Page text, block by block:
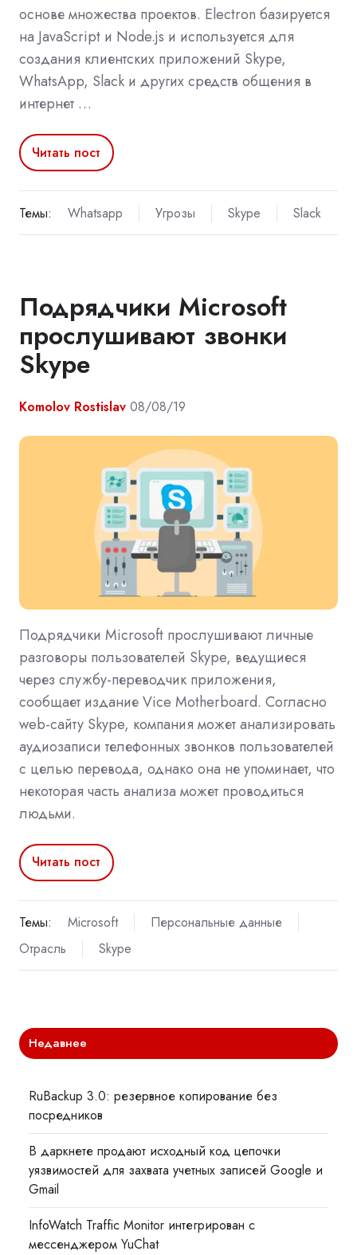
основе множества проектов. Electron базируется
на JavaScript и Node.js и используется для
создания клиентских приложений Skype,
WhatsApp, Slack и других средств общения в
интернет …
Читать пост
Темы: Whatsapp Угрозы Skype Slack
Подрядчики Microsoft
прослушивают звонки
Skype
Komolov Rostislav 08/08/19
Подрядчики Microsoft прослушивают личные
разговоры пользователей Skype, ведущиеся
через службу-переводчик приложения,
сообщает издание Vice Motherboard. Согласно
web-сайту Skype, компания может анализировать
аудиозаписи телефонных звонков пользователей
с целью перевода, однако она не упоминает, что
некоторая часть анализа может проводиться
людьми.
Читать пост
Темы: Microsoft
Персональные данные
Отрасль
Skype
Недавнее
RuBackup 3.0: резервное копирование без
посредников
В даркнете продают исходный код цепочки
уязвимостей для захвата учетных записей Google и
Gmail
InfoWatch Traffic Monitor интегрирован с
мессенджером YuChat